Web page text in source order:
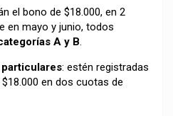
el bono de $18.000, en 2
en mayo y junio, todos
A y B.
particulares: estén registradas
en dos cuotas de